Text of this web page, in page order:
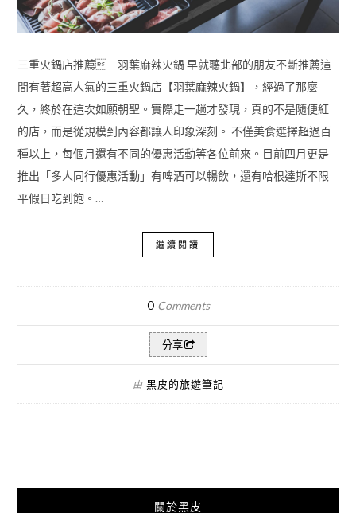
三重火鍋店推薦 – 羽葉麻辣火鍋 早就聽北部的朋友不斷推薦這
間有著超高人氣的三重火鍋店【羽葉麻辣火鍋】，經過了那麼
久，終於在這次如願朝聖。實際走一趟才發現，真的不是隨便紅
的店，而是從規模到內容都讓人印象深刻。 不僅美食選擇超過百
種以上，每個月還有不同的優惠活動等各位前來。目前四月更是
推出「多人同行優惠活動」有啤酒可以暢飲，還有哈根達斯不限
平假日吃到飽。…
繼續閱讀
0 Comments
分享
由 黑皮的旅遊筆記
關於黑皮